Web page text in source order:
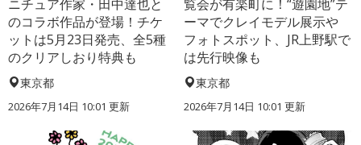
ニチュア作家・田中達也と
のコラボ作品が登場！チケ
ットは5月23日発売、全5種
のクリアしおり特典も
東京都
2026年7月14日 10:01 更新
覧会が有楽町に！“遊園地”テ
ーマでクレイモデル展示や
フォトスポット、JR上野駅で
は先行映像も
東京都
2026年7月14日 10:01 更新